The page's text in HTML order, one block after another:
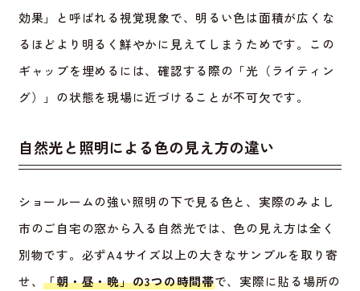
効果」と呼ばれる視覚現象で、明るい色は面積が広くな
るほどより明るく鮮やかに見えてしまうためです。この
ギャップを埋めるには、確認する際の「光（ライティン
グ）」の状態を現場に近づけることが不可欠です。
自然光と照明による色の見え方の違い
ショールームの強い照明の下で見る色と、実際のみよし
市のご自宅の窓から入る自然光では、色の見え方は全く
別物です。必ずA4サイズ以上の大きなサンプルを取り寄
せ、「朝・昼・晩」の3つの時間帯で、実際に貼る場所の